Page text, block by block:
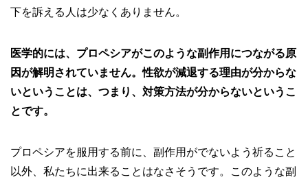
下を訴える人は少なくありません。
医学的には、プロペシアがこのような副作用につながる原
因が解明されていません。性欲が減退する理由が分からな
いということは、つまり、対策方法が分からないというこ
とです。
プロペシアを服用する前に、副作用がでないよう祈ること
以外、私たちに出来ることはなさそうです。このような副